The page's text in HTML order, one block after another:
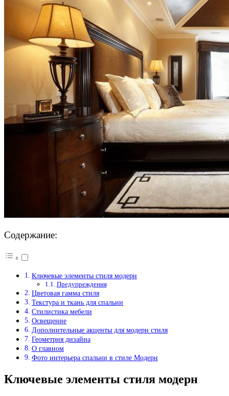
Содержание:
Ключевые элементы стиля модерн
Предупреждения
Цветовая гамма стиля
Текстура и ткань для спальни
Стилистика мебели
Освещение
Дополнительные акценты для модерн стиля
Геометрия дизайна
О главном
Фото интерьера спальни в стиле Модерн
Ключевые элементы стиля модерн